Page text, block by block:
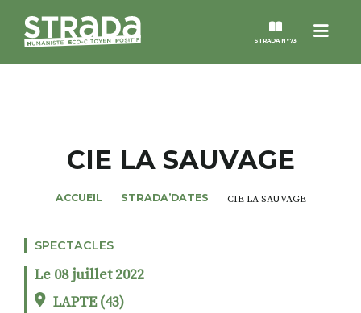
Menu
STRADA N°73
MAGAZINES
NOS THÈMES
STRADA’DATES
ALTER STRADA
CIE LA SAUVAGE
ACCUEIL STRADA’DATES CIE LA SAUVAGE
SPECTACLES
Le 08 juillet 2022
LAPTE (43)